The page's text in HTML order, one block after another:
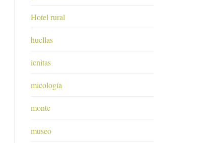
Hotel rural
huellas
icnitas
micología
monte
museo